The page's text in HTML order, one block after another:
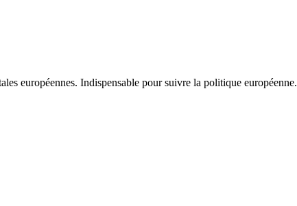
européennes. Indispensable pour suivre la politique européenne.